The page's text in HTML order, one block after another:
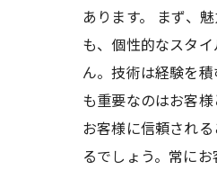
あります。 まず、
も、個性的なスタ
ん。技術は経験を
も重要なのはお客
お客様に信頼され
るでしょう。常に